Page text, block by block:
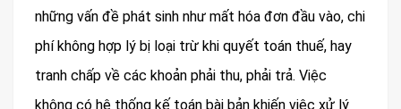
những vấn đề phát sinh như mất hóa đơn đầu vào, chi
phí không hợp lý bị loại trừ khi quyết toán thuế, hay
tranh chấp về các khoản phải thu, phải trả. Việc
không có hệ thống kế toán bài bản khiến việc xử lý